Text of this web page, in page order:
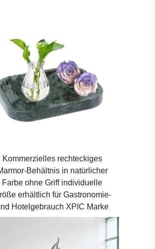
Kommerzielles rechteckiges
Behältnis in natürlicher
Farbe ohne Griff individuelle
erhältlich für Gastronomie-
Hotelgebrauch XPIC Marke